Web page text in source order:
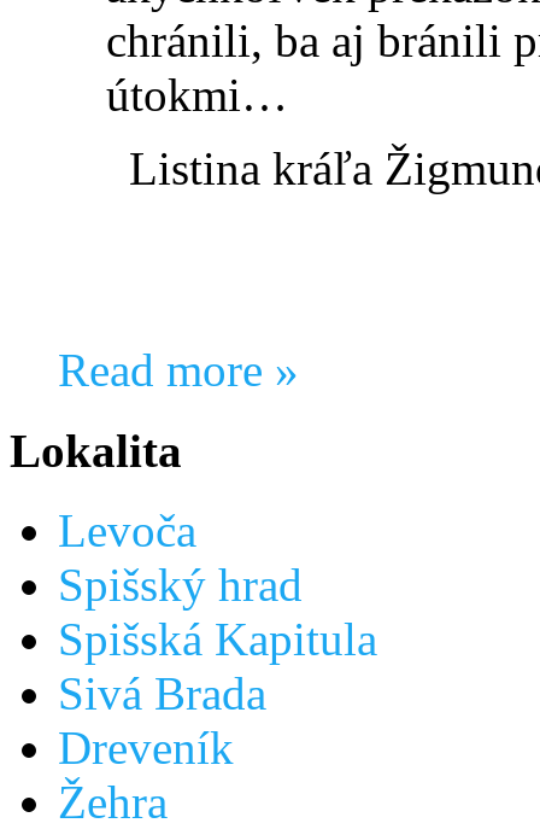
chránili, ba aj bránili
útokmi…
Listina kráľa
Read more »
Lokalita
Levoča
Spišský hrad
Spišská Kapitula
Sivá Brada
Dreveník
Žehra